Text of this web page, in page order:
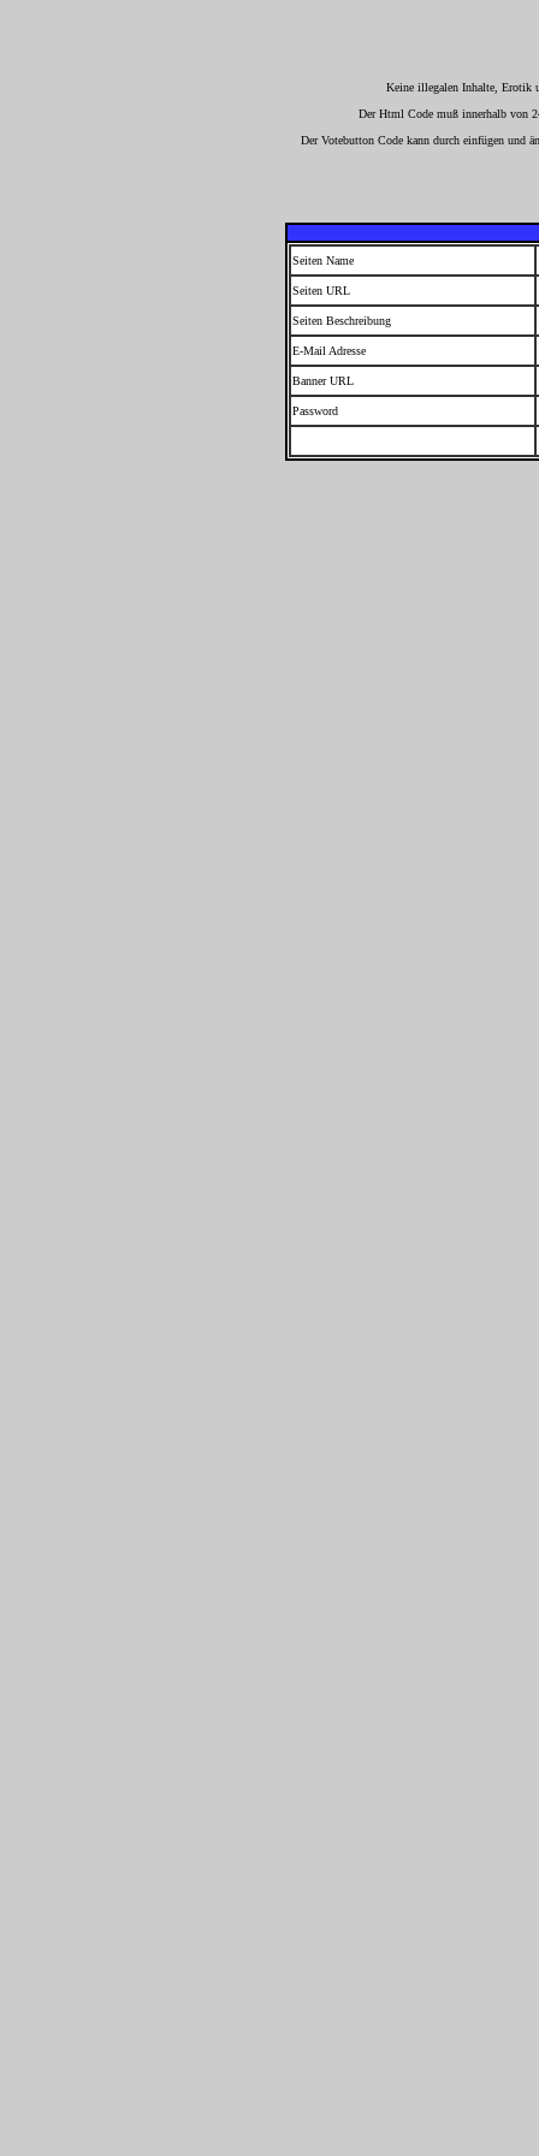
Keine illegalen Inhalte, Erotik
Der Html Code muß innerhalb von
Der Votebutton Code kann durch einfügen und
Seiten Name
Seiten URL
Seiten Beschreibung
E-Mail Adresse
Banner URL
Password